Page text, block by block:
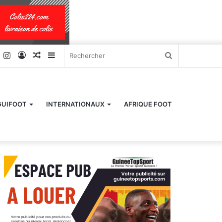
Sidebar
latérale)
Article
Connexion
Instagram
INTERNATIONAUX AFRIQUE FOOT